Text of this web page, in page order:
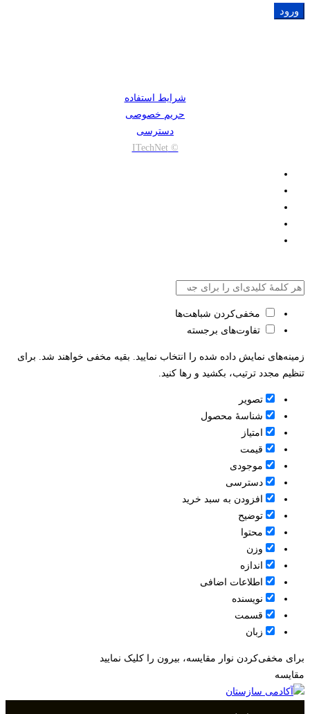
ورود
شرایط استفاده
حریم خصوصی
دسترسی
© ITechNet
مخفی‌کردن شباهت‌ها
تفاوت‌های برجسته
زمینه‌های نمایش داده شده را انتخاب نمایید. بقیه مخفی خواهند شد. برای
تنظیم مجدد ترتیب، بکشید و رها کنید.
تصویر
شناسۀ محصول
امتیاز
قيمت
موجودی
دسترسی
افزودن به سبد خرید
توضیح
محتوا
وزن
اندازه
اطلاعات اضافی
نویسنده
قسمت
زبان
برای مخفی‌کردن نوار مقایسه، بیرون را کلیک نمایید
مقایسه